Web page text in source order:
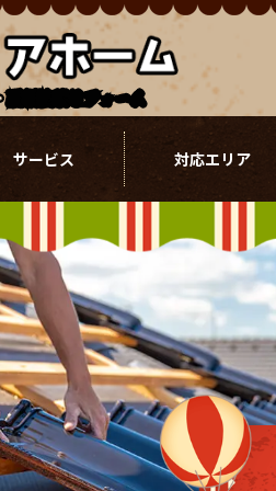
屋根塗装リフォーム
サービス 対応エリア